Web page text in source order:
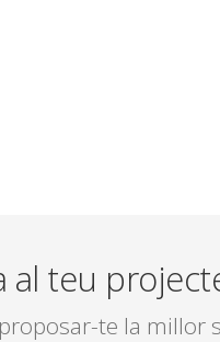
al teu
te la millor